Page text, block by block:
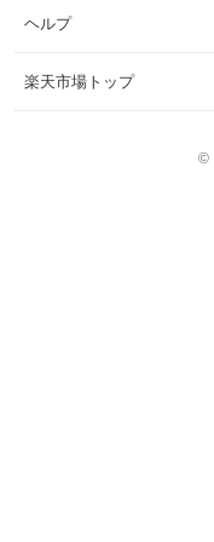
ヘルプ
楽天市場トップ
©